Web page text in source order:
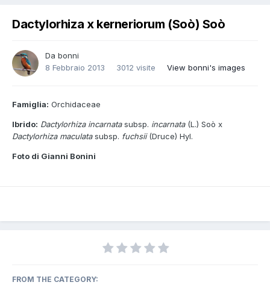
Dactylorhiza x kerneriorum (Soò) Soò
Da bonni
8 Febbraio 2013
3012 visite View bonni's images
Famiglia: Orchidaceae
Ibrido: Dactylorhiza incarnatasubsp. incarnata (L.) Soò x
Dactylorhiza maculatasubsp. fuchsii(Druce) Hyl.
Foto di Gianni Bonini
FROM THE CATEGORY: